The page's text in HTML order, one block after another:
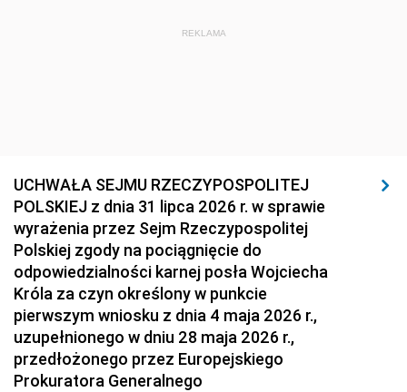
REKLAMA
UCHWAŁA SEJMU RZECZYPOSPOLITEJ
POLSKIEJ z dnia 31 lipca 2026 r. w sprawie
wyrażenia przez Sejm Rzeczypospolitej
Polskiej zgody na pociągnięcie do
odpowiedzialności karnej posła Wojciecha
Króla za czyn określony w punkcie
pierwszym wniosku z dnia 4 maja 2026 r.,
uzupełnionego w dniu 28 maja 2026 r.,
przedłożonego przez Europejskiego
Prokuratora Generalnego